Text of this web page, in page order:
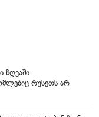
ზღვაში
რუსეთს არ